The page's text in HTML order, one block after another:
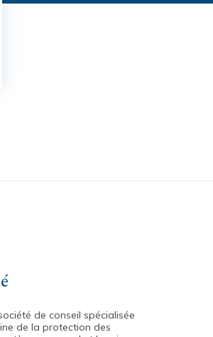
de conseil spécialisée
de la protection des